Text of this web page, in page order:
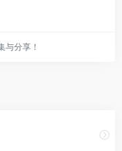
与分享！